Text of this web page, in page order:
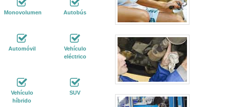
Monovolumen Autobús
Automóvil
Vehículo
eléctrico
Vehículo
híbrido
SUV